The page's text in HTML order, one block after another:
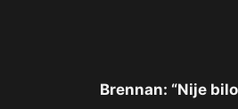
Brennan: “Nije